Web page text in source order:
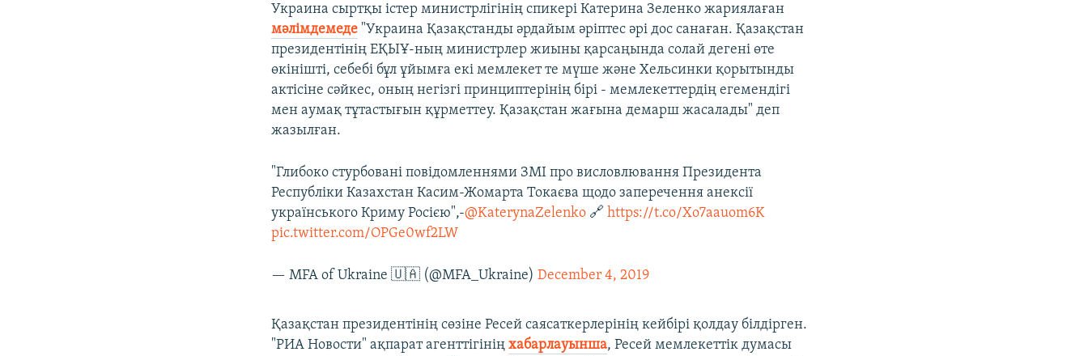
Украина сыртқы істер министрлігінің спикері Катерина Зеленко жариялаған
мәлімдемеде "Украина Қазақстанды әрдайым әріптес әрі дос санаған. Қазақстан
президентінің ЕҚЫҰ-ның министрлер жиыны қарсаңында солай дегені өте
өкінішті, себебі бұл ұйымға екі мемлекет те мүше және Хельсинки қорытынды
актісіне сәйкес, оның негізгі принциптерінің бірі - мемлекеттердің егемендігі
мен аумақ тұтастығын құрметтеу. Қазақстан жағына демарш жасалады" деп
жазылған.
"Глибоко стурбовані повідомленнями ЗМІ про висловлювання Президента
Республіки Казахстан Касим-Жомарта Токаєва щодо заперечення анексії
українського Криму Росією",-@KaterynaZelenko 🔗https://t.co/Xo7aauom6K
pic.twitter.com/OPGe0wf2LW
— MFA of Ukraine 🇺🇦 (@MFA_Ukraine)December 4, 2019
Қазақстан президентінің сөзіне Ресей саясаткерлерінің кейбірі қолдау білдірген.
"РИА Новости" ақпарат агенттігініңхабарлауынша, Ресей мемлекеттік думасы